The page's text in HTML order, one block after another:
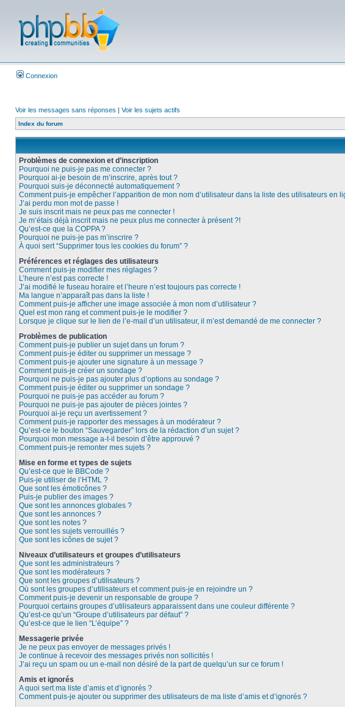
Connexion
Voir les messages sans réponses | Voir les sujets actifs
Index du forum
Problèmes de connexion et d’inscription
Pourquoi ne puis-je pas me connecter ?
Pourquoi ai-je besoin de m’inscrire, après tout ?
Pourquoi suis-je déconnecté automatiquement ?
Comment puis-je empêcher l’apparition de mon nom d’utilisateur dans la liste des utilisateurs en
J’ai perdu mon mot de passe !
Je suis inscrit mais ne peux pas me connecter !
Je m’étais déjà inscrit mais ne peux plus me connecter à présent ?!
Qu’est-ce que la COPPA ?
Pourquoi ne puis-je pas m’inscrire ?
À quoi sert “Supprimer tous les cookies du forum” ?
Préférences et réglages des utilisateurs
Comment puis-je modifier mes réglages ?
L’heure n’est pas correcte !
J’ai modifié le fuseau horaire et l’heure n’est toujours pas correcte !
Ma langue n’apparaît pas dans la liste !
Comment puis-je afficher une image associée à mon nom d’utilisateur ?
Quel est mon rang et comment puis-je le modifier ?
Lorsque je clique sur le lien de l’e-mail d’un utilisateur, il m’est demandé de me connecter ?
Problèmes de publication
Comment puis-je publier un sujet dans un forum ?
Comment puis-je éditer ou supprimer un message ?
Comment puis-je ajouter une signature à un message ?
Comment puis-je créer un sondage ?
Pourquoi ne puis-je pas ajouter plus d’options au sondage ?
Comment puis-je éditer ou supprimer un sondage ?
Pourquoi ne puis-je pas accéder au forum ?
Pourquoi ne puis-je pas ajouter de pièces jointes ?
Pourquoi ai-je reçu un avertissement ?
Comment puis-je rapporter des messages à un modérateur ?
Qu’est-ce le bouton “Sauvegarder” lors de la rédaction d’un sujet ?
Pourquoi mon message a-t-il besoin d’être approuvé ?
Comment puis-je remonter mes sujets ?
Mise en forme et types de sujets
Qu’est-ce que le BBCode ?
Puis-je utiliser de l’HTML ?
Que sont les émoticônes ?
Puis-je publier des images ?
Que sont les annonces globales ?
Que sont les annonces ?
Que sont les notes ?
Que sont les sujets verrouillés ?
Que sont les icônes de sujet ?
Niveaux d’utilisateurs et groupes d’utilisateurs
Que sont les administrateurs ?
Que sont les modérateurs ?
Que sont les groupes d’utilisateurs ?
Où sont les groupes d’utilisateurs et comment puis-je en rejoindre un ?
Comment puis-je devenir un responsable de groupe ?
Pourquoi certains groupes d’utilisateurs apparaissent dans une couleur différente ?
Qu’est-ce qu’un “Groupe d’utilisateurs par défaut” ?
Qu’est-ce que le lien “L’équipe” ?
Messagerie privée
Je ne peux pas envoyer de messages privés !
Je continue à recevoir des messages privés non sollicités !
J’ai reçu un spam ou un e-mail non désiré de la part de quelqu’un sur ce forum !
Amis et ignorés
A quoi sert ma liste d’amis et d’ignorés ?
Comment puis-je ajouter ou supprimer des utilisateurs de ma liste d’amis et d’ignorés ?